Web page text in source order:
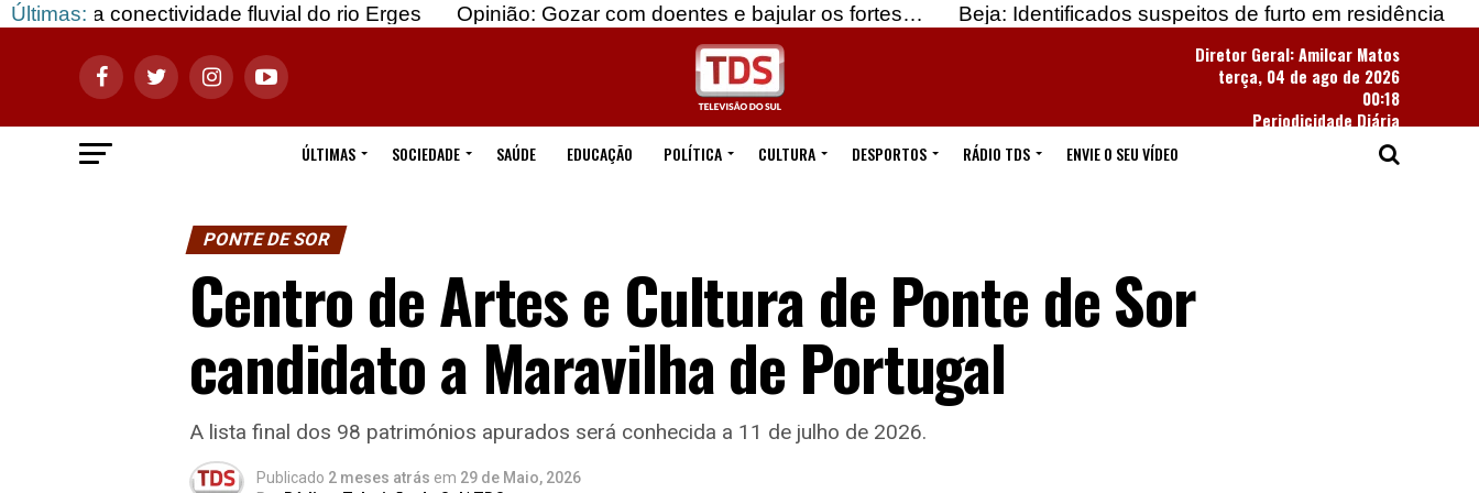
Últimas: fluvial do rio Erges Opinião: Gozar com doentes e bajular os fortes… Beja: Identificados suspeitos de furto em residência
Diretor Geral: Amilcar Matos
terça, 04 de ago de 2026
00:18
Periodicidade Diária
ÚLTIMAS
SOCIEDADE SAÚDE EDUCAÇÃO POLÍTICA CULTURA DESPORTOS RÁDIO TDS ENVIE O SEU VÍDEO
PONTE DE SOR
Centro de Artes e Cultura de Ponte de Sor
candidato a Maravilha de Portugal
A lista final dos 98 patrimónios apurados será conhecida a 11 de julho de 2026.
Publicado 2 meses atrás em 29 de Maio, 2026